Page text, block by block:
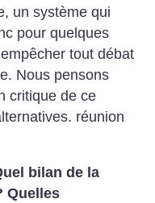
un système qui
pour quelques
tout débat
Nous pensons
critique de ce
réunion
bilan de la
Quelles